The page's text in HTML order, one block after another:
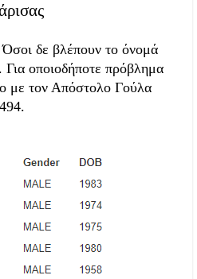
δε βλέπουν το όνομά
οποιοδήποτε πρόβλημα
με τον Απόστολο Γούλα